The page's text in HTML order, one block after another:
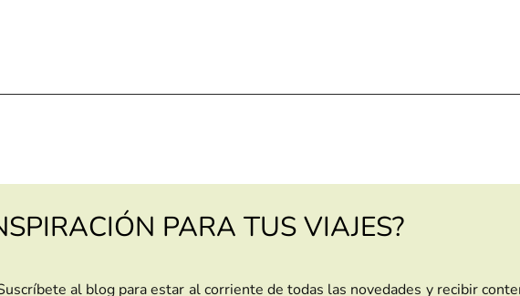
PARA TUS VIAJES?
al blog para estar al corriente de todas las novedades y recibir